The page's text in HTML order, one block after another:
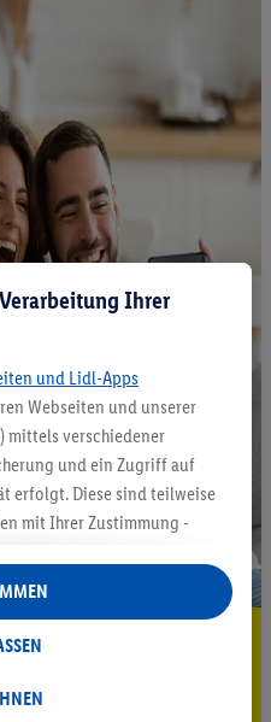
sparen³²ᵃ
Ihrer
und Lidl-Apps
Webseiten und unserer
mittels verschiedener
und ein Zugriff auf
erfolgt. Diese sind teilweise
mit Ihrer Zustimmung -
mit dem IAB TCF
Werbung
Werbung werden